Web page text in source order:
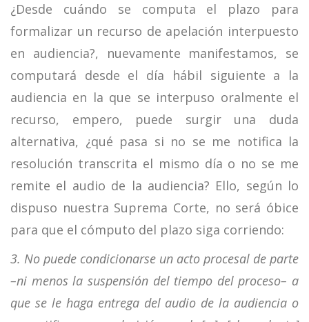
¿Desde cuándo se computa el plazo para
formalizar un recurso de apelación interpuesto
en audiencia?, nuevamente manifestamos, se
computará desde el día hábil siguiente a la
audiencia en la que se interpuso oralmente el
recurso, empero, puede surgir una duda
alternativa, ¿qué pasa si no se me notifica la
resolución transcrita el mismo día o no se me
remite el audio de la audiencia? Ello, según lo
dispuso nuestra Suprema Corte, no será óbice
para que el cómputo del plazo siga corriendo:
3. No puede condicionarse un acto procesal de parte
–ni menos la suspensión del tiempo del proceso– a
que se le haga entrega del audio de la audiencia o